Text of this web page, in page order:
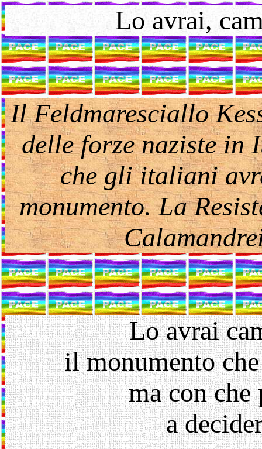
Lo avrai,
Il Feldmaresciallo
delle forze naziste in
che gli italiani
monumento. La
Lo avrai
il monumento
ma con
a